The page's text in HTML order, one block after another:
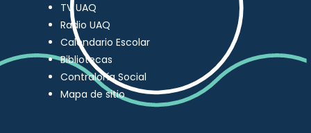
TV UAQ
Radio UAQ
Calendario Escolar
Bibliotecas
Contraloría Social
Mapa de sitio